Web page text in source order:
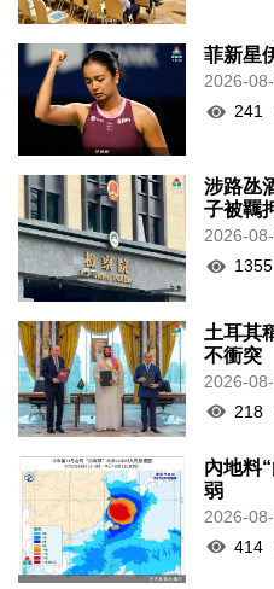
菲新星
2026-
241
涉路氹
子被羈
2026-
1355
土耳其
不衝突
2026-
218
內地料
弱
2026-
414